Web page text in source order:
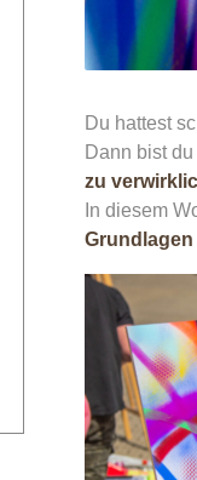
Du hattest
Dann bist
zu
In diesem